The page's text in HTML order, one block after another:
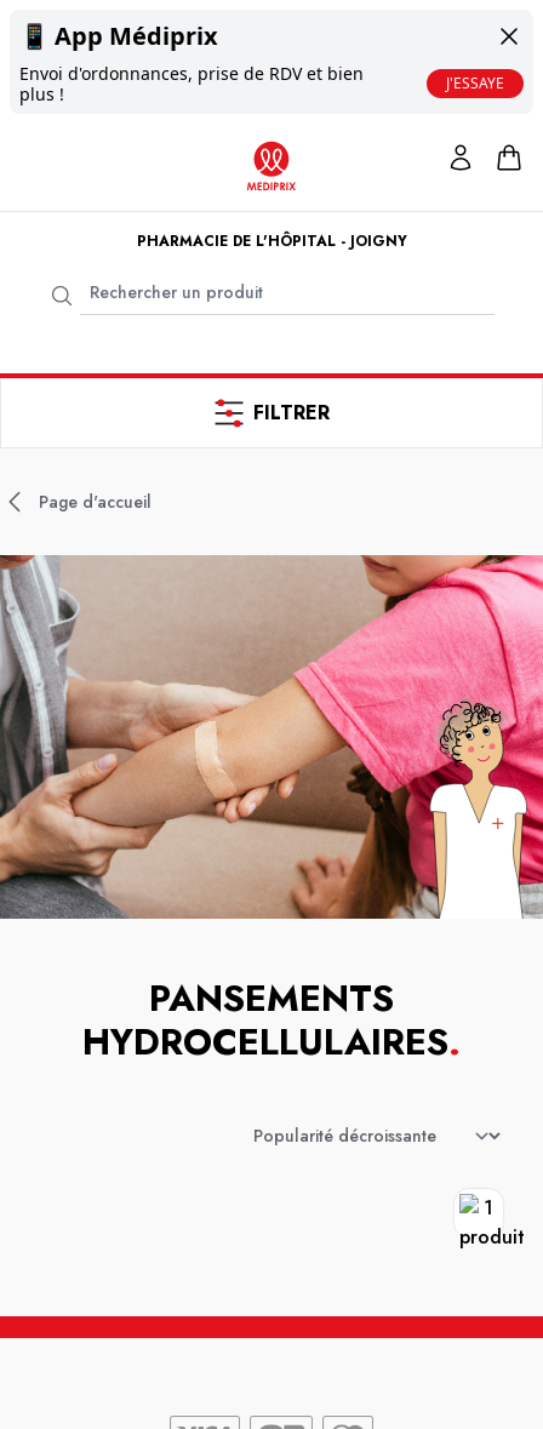
📱 App Médiprix
Envoi d'ordonnances, prise de RDV et bien
plus !
J'ESSAYE
PHARMACIE DE L'HÔPITAL - JOIGNY
FILTRER
Page d'accueil
PANSEMENTS
HYDROCELLULAIRES.